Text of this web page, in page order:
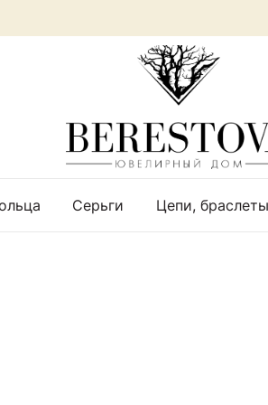
Серьги Цепи, браслеты